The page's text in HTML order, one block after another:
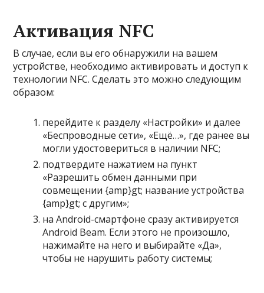
Активация NFC
В случае, если вы его обнаружили на вашем
устройстве, необходимо активировать и доступ к
технологии NFC. Сделать это можно следующим
образом:
перейдите к разделу «Настройки» и далее
«Беспроводные сети», «Ещё…», где ранее вы
могли удостовериться в наличии NFC;
подтвердите нажатием на пункт
«Разрешить обмен данными при
совмещении {amp}gt; название устройства
{amp}gt; с другим»;
на Android-cмартфоне сразу активируется
Android Beam. Если этого не произошло,
нажимайте на него и выбирайте «Да»,
чтобы не нарушить работу системы;